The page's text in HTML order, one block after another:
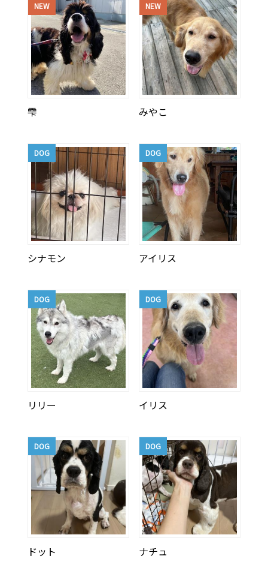
NEW
雫
NEW
みやこ
DOG
シナモン
DOG
アイリス
DOG
リリー
DOG
イリス
DOG
ドット
DOG
ナチュ